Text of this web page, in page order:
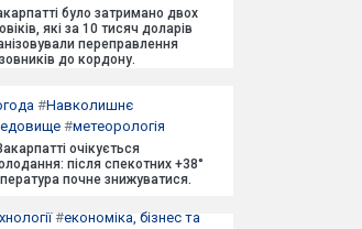
було затримано двох
які за 10 тисяч доларів
переправлення
до кордону.
#Навколишнє
#метеорологія
очікується
після спекотних +38°
почне знижуватися.
#економіка, бізнес та